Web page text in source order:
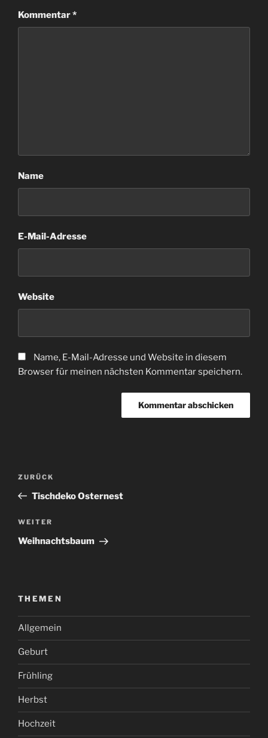
Kommentar*
Name
E-Mail-Adresse
Website
Name, E-Mail-Adresse und Website in diesem
Browser für meinen nächsten Kommentar speichern.
Beitragsnavigation
Vorheriger
Beitrag
ZURÜCK
Tischdeko Osternest
Nächster
Beitrag
WEITER
Weihnachtsbaum
THEMEN
Allgemein
Geburt
Frühling
Herbst
Hochzeit